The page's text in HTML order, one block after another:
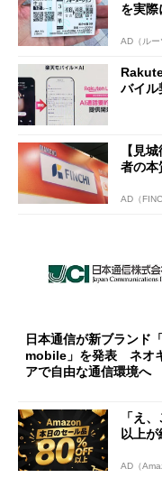
を実際
AD（ルー
バイル
【見
者の本
AD（
日本通信が新ブランド
mobile」を発表 ネオ
アで自由な通信環境へ
「え
以上
AD（